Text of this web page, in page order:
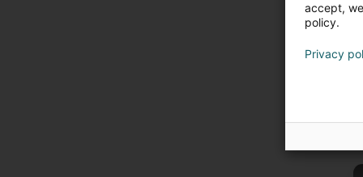
accept,
policy.
Privacy